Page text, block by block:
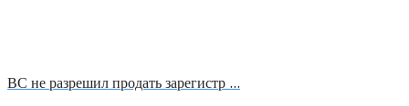
ВС не разрешил продать зарегистр …